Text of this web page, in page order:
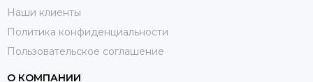
Наши клиенты
Политика конфиденциальности
Пользовательское соглашение
О КОМПАНИИ